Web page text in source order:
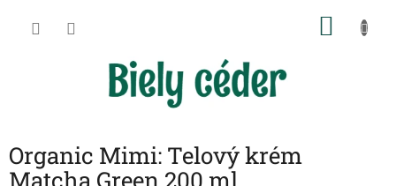
Organic Mimi: Telový krém